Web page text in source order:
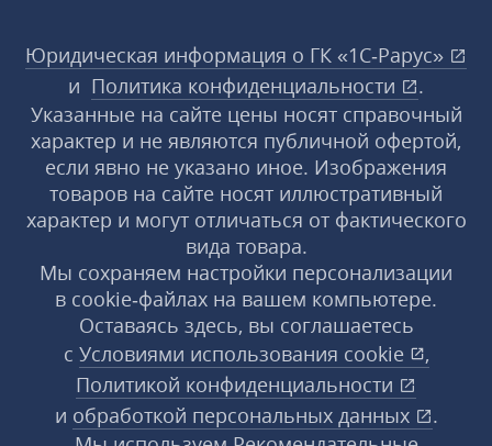
Юридическая информация о ГК «1С‑Рарус»
и Политика конфиденциальности
.
Указанные на сайте цены носят справочный
характер и не являются публичной офертой,
если явно не указано иное. Изображения
товаров на сайте носят иллюстративный
характер и могут отличаться от фактического
вида товара.
Мы сохраняем настройки персонализации
в cookie‑файлах на вашем компьютере.
Оставаясь здесь, вы соглашаетесь
с Условиями использования cookie
,
Политикой конфиденциальности
и обработкой персональных данных
.